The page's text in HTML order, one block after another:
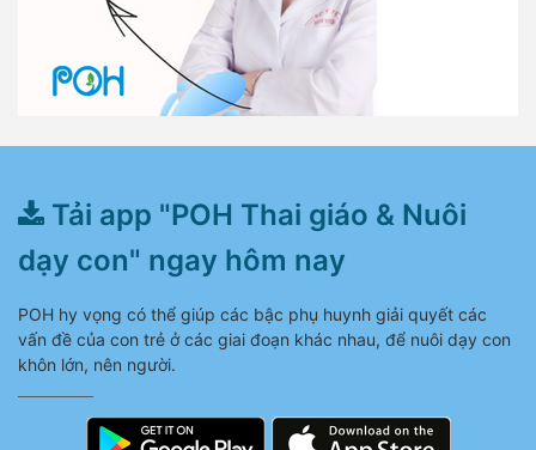
Tải app "POH Thai giáo & Nuôi
dạy con" ngay hôm nay
POH hy vọng có thể giúp các bậc phụ huynh giải quyết các
vấn đề của con trẻ ở các giai đoạn khác nhau, để nuôi dạy con
khôn lớn, nên người.